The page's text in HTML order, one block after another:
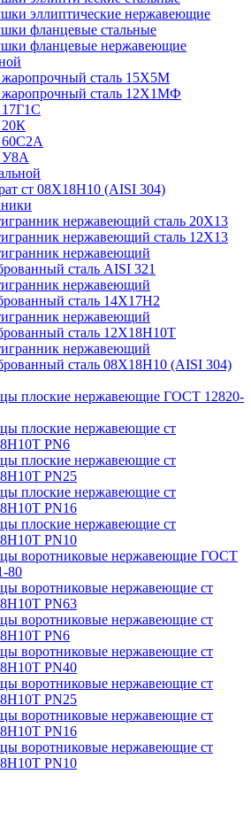
эллиптические нержавеющие
фланцевые стальные
фланцевые нержавеющие
сталь 15Х5М
сталь 12Х1МФ
У8А
ст 08Х18Н10 (AISI 304)
нержавеющий сталь 20Х13
нержавеющий сталь 12Х13
нержавеющий
сталь AISI 321
нержавеющий
сталь 14Х17Н2
нержавеющий
сталь 12Х18Н10Т
нержавеющий
сталь 08Х18Н10 (AISI 304)
плоские нержавеющие ГОСТ 12820-
плоские нержавеющие ст
PN6
плоские нержавеющие ст
PN25
плоские нержавеющие ст
PN16
плоские нержавеющие ст
PN10
воротниковые нержавеющие ГОСТ
80
воротниковые нержавеющие ст
PN63
воротниковые нержавеющие ст
PN6
воротниковые нержавеющие ст
PN40
воротниковые нержавеющие ст
PN25
воротниковые нержавеющие ст
PN16
воротниковые нержавеющие ст
PN10